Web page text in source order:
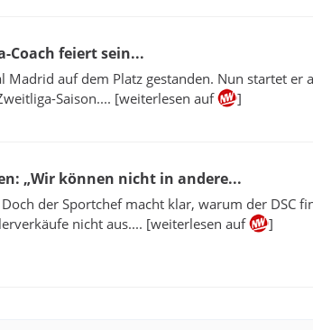
Coach feiert sein...
Madrid auf dem Platz gestanden. Nun startet er
Saison.... [weiterlesen auf
]
„Wir können nicht in andere...
der Sportchef macht klar, warum der DSC
nicht aus.... [weiterlesen auf
]